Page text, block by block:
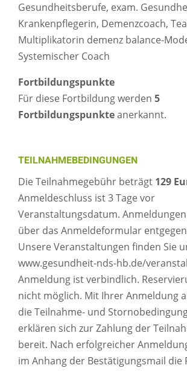
Gesundheitsberufe, exam.
Krankenpflegerin, Demenzcoach,
Multiplikatorin demenz balance-
Systemischer Coach
Fortbildungspunkte
Für diese Fortbildung werden 5
Fortbildungspunkteanerkannt.
TEILNAHMEBEDINGUNGEN
Die Teilnahmegebühr beträgt 129
Anmeldeschluss ist 3 Tage vor
Veranstaltungsdatum.
über das Anmeldeformular
Unsere Veranstaltungen finden Sie
www.gesundheit-nds-hb.de/
Anmeldung ist verbindlich.
nicht möglich. Mit Ihrer Anmeldung
die Teilnahme- und
erklären sich zur Zahlung der
bereit. Nach erfolgreicher
im Anhang der Bestätigungsmail die